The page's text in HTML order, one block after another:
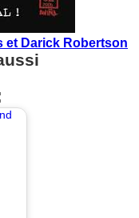
et Darick Robertson